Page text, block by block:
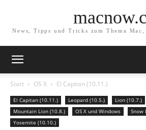
News, Tipps und Tricks zum Thema Mac,
Start OS X El Capitan (10.11.)
El Capitan (10.11.) Leopard (10.5.) Lion (10.7.)
Mountain Lion (10.8.)
OS X und Windows
Snow
Yosemite (10.10.)